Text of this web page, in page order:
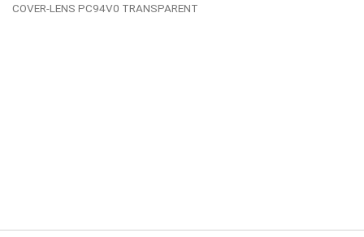
COVER-LENS PC94V0 TRANSPARENT